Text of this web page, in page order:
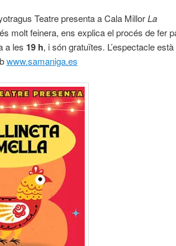
Teatre presenta a Cala MillorLa
molt feinera, ens explica el procés de fer
a les 19 h, i són gratuïtes. L’espectacle està
www.samaniga.es